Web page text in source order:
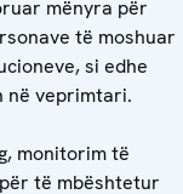
mënyra për
të moshuar
si edhe
në veprimtari.
monitorim të
të mbështetur